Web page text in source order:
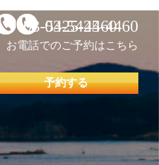
03-5425-4460
03-5425-4460
お電話でのご予約はこちら
予約する